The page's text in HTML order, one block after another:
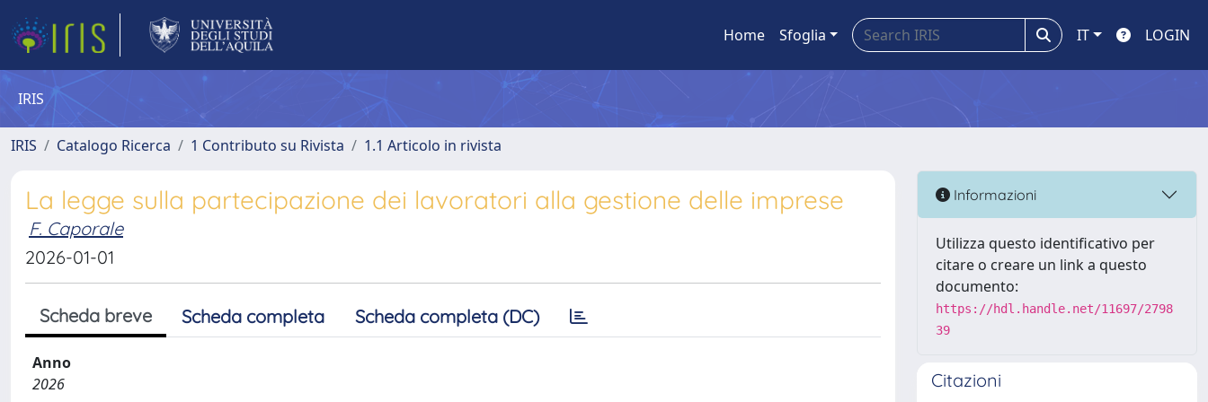
Home Sfoglia IT LOGIN
IRIS
IRIS Catalogo Ricerca 1 Contributo su Rivista 1.1 Articolo in rivista
La legge sulla partecipazione dei lavoratori alla gestione delle imprese
F. Caporale
2026-01-01
Scheda breve Scheda completa Scheda completa (DC)
Anno
2026
Informazioni
Utilizza questo identificativo per
citare o creare un link a questo
documento:
https://hdl.handle.net/11697/2798
39
Citazioni